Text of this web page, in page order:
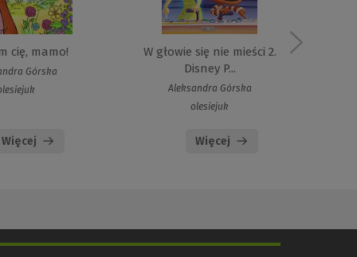
cię, mamo!
Górska
Więcej
W głowie się nie mieści 2.
Disney P...
Aleksandra Górska
olesiejuk
Więcej